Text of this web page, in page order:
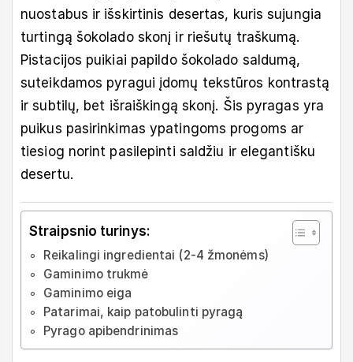
nuostabus ir išskirtinis desertas, kuris sujungia
turtingą šokolado skonį ir riešutų traškumą.
Pistacijos puikiai papildo šokolado saldumą,
suteikdamos pyragui įdomų tekstūros kontrastą
ir subtilų, bet išraiškingą skonį. Šis pyragas yra
puikus pasirinkimas ypatingoms progoms ar
tiesiog norint pasilepinti saldžiu ir elegantišku
desertu.
Straipsnio turinys:
Reikalingi ingredientai (2-4 žmonėms)
Gaminimo trukmė
Gaminimo eiga
Patarimai, kaip patobulinti pyragą
Pyrago apibendrinimas